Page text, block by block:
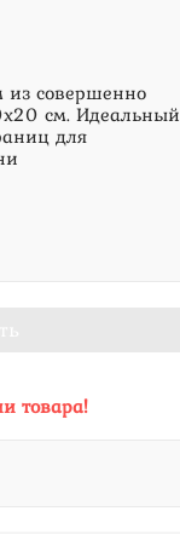
совершенно
см. Идеальный
для
товара!